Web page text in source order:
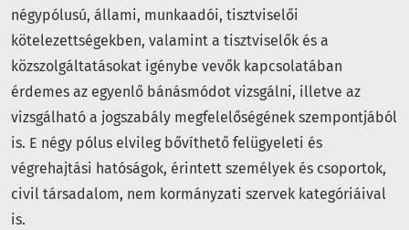
négypólusú, állami, munkaadói, tisztviselői
kötelezettségekben, valamint a tisztviselők és a
közszolgáltatásokat igénybe vevők kapcsolatában
érdemes az egyenlő bánásmódot vizsgálni, illetve az
vizsgálható a jogszabály megfelelőségének szempontjából
is. E négy pólus elvileg bővíthető felügyeleti és
végrehajtási hatóságok, érintett személyek és csoportok,
civil társadalom, nem kormányzati szervek kategóriáival
is.